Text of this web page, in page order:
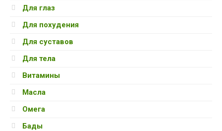
Для глаз
Для похудения
Для суставов
Для тела
Витамины
Масла
Омега
Бады